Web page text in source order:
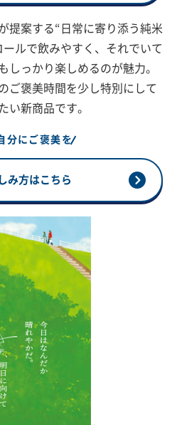
提案する“日常に寄り添う純米
ルで飲みやすく、それでいて
しっかり楽しめるのが魅力。
ご褒美時間を少し特別にして
い新商品です。
分にご褒美を
み方はこちら